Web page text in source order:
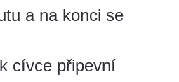
a na konci se
cívce připevní